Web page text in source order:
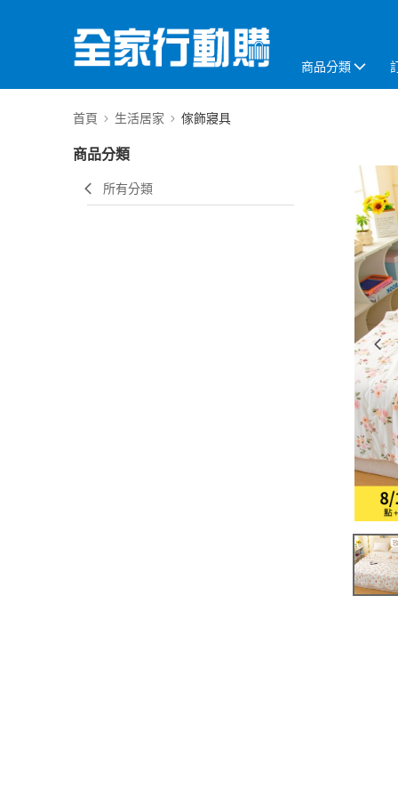
商品分類
首頁 生活居家 傢飾寢具
商品分類
所有分類